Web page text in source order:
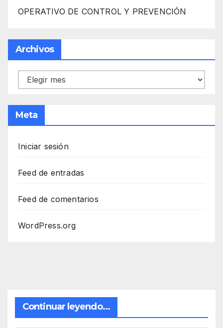
OPERATIVO DE CONTROL Y PREVENCIÓN
Archivos
Archivos
Meta
Iniciar sesión
Feed de entradas
Feed de comentarios
WordPress.org
Continuar leyendo...